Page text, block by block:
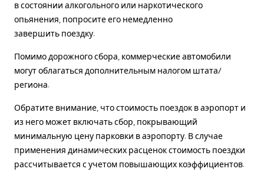
в состоянии алкогольного или наркотического
опьянения, попросите его немедленно
завершить поездку.
Помимо дорожного сбора, коммерческие автомобили
могут облагаться дополнительным налогом штата/
региона.
Обратите внимание, что стоимость поездок в аэропорт и
из него может включать сбор, покрывающий
минимальную цену парковки в аэропорту. В случае
применения динамических расценок стоимость поездки
рассчитывается с учетом повышающих коэффициентов.